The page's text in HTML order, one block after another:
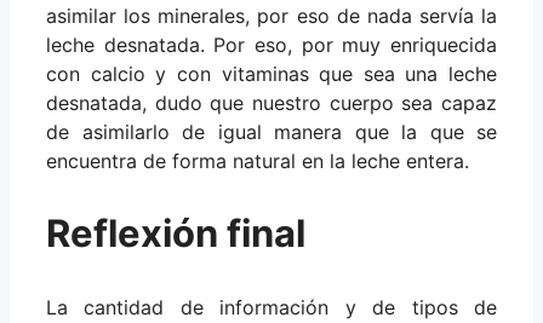
asimilar los minerales, por eso de nada servía la
leche desnatada. Por eso, por muy enriquecida
con calcio y con vitaminas que sea una leche
desnatada, dudo que nuestro cuerpo sea capaz
de asimilarlo de igual manera que la que se
encuentra de forma natural en la leche entera.
Reflexión final
La cantidad de información y de tipos de